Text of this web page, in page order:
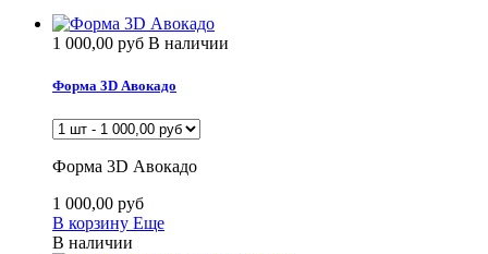
1 000,00 руб В наличии
Форма 3D Авокадо
Форма 3D Авокадо
1 000,00 руб
В корзину Еще
В наличии